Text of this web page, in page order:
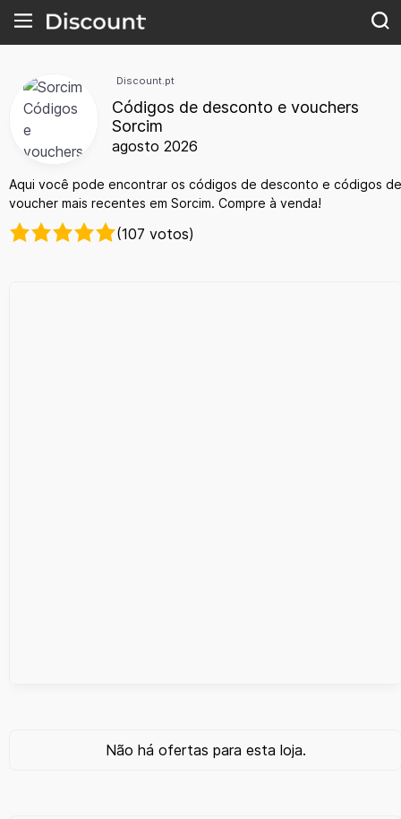
Discount.pt
Códigos de desconto e vouchers
Sorcim
agosto 2026
Aqui você pode encontrar os códigos de desconto e códigos de
voucher mais recentes em Sorcim. Compre à venda!
(107 votos)
Não há ofertas para esta loja.